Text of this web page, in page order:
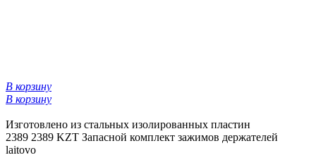
В корзину
В корзину
Изготовлено из стальных изолированных пластин
2389 2389 KZT Запасной комплект зажимов держателей
laitovo